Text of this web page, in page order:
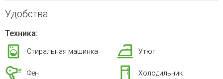
Удобства
Техника:
Стиральная машинка Утюг
Фен Холодильник